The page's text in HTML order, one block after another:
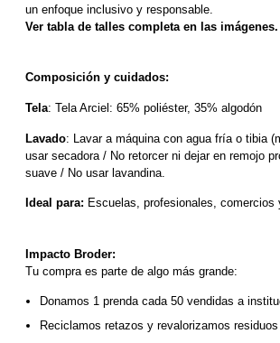
un enfoque inclusivo y responsable.
Ver tabla de talles completa en las imágenes.
Composición y cuidados:
Tela: Tela Arciel: 65% poliéster, 35% algodón
Lavado: Lavar a máquina con agua fría o tibia
usar secadora / No retorcer ni dejar en remojo
suave / No usar lavandina.
Ideal para: Escuelas, profesionales, comercios
Impacto Broder:
Tu compra es parte de algo más grande:
Donamos 1 prenda cada 50 vendidas a
Reciclamos retazos y revalorizamos residuos